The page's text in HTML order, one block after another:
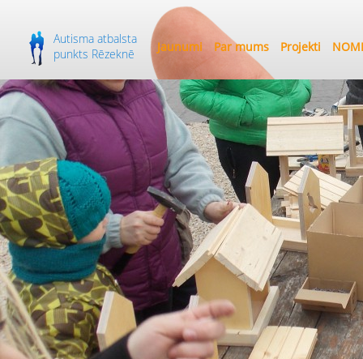
Autisma atbalsta
punkts Rēzeknē
Jaunumi Par mums Projekti